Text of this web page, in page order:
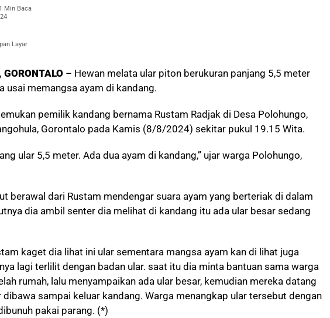
1 Min Baca
Layar
– Hewan melata ular piton berukuran panjang 5,5 meter
usai memangsa ayam di kandang.
pemilik kandang bernama Rustam Radjak di Desa Polohungo,
Gorontalo pada Kamis (8/8/2024) sekitar pukul 19.15 Wita.
ular 5,5 meter. Ada dua ayam di kandang,” ujar warga Polohungo,
berawal dari Rustam mendengar suara ayam yang berteriak di dalam
dia ambil senter dia melihat di kandang itu ada ular besar sedang
kaget dia lihat ini ular sementara mangsa ayam kan di lihat juga
lagi terlilit dengan badan ular. saat itu dia minta bantuan sama warga
rumah, lalu menyampaikan ada ular besar, kemudian mereka datang
dibawa sampai keluar kandang. Warga menangkap ular tersebut dengan
pakai parang. (*)